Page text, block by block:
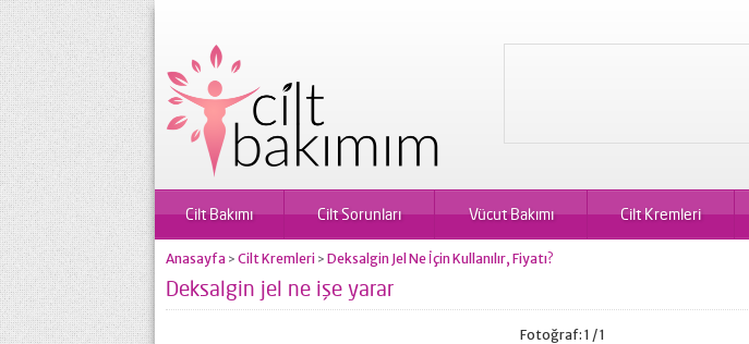
Cilt Bakımı Cilt Sorunları Vücut Bakımı Cilt Kremleri
Anasayfa > Cilt Kremleri > Deksalgin Jel Ne İçin Kullanılır, Fiyatı?
Deksalgin jel ne işe yarar
Fotoğraf: 1 / 1